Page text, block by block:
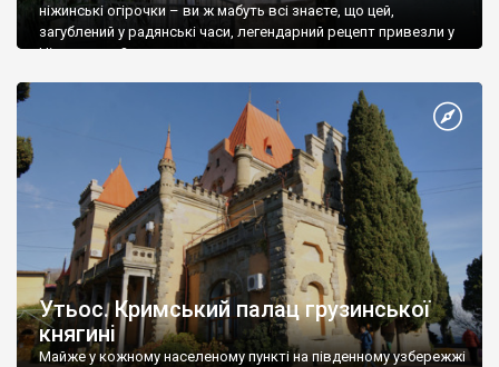
ніжинські огірочки – ви ж мабуть всі знаєте, що цей,
загублений у радянські часи, легендарний рецепт привезли у
Ніжин греки?
Утьос. Кримський палац грузинської
княгині
Майже у кожному населеному пункті на південному узбережжі